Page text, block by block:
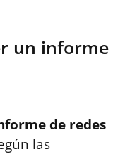
un informe
de redes
las